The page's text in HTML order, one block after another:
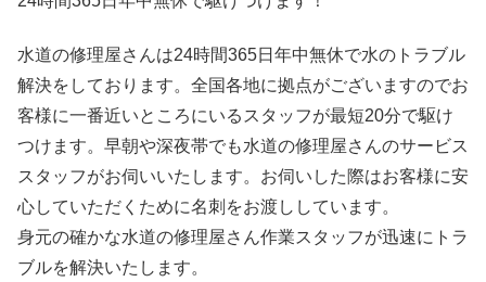
水道の修理屋さんは24時間365日年中無休で水のトラブル
解決をしております。全国各地に拠点がございますのでお
客様に一番近いところにいるスタッフが最短20分で駆け
つけます。早朝や深夜帯でも水道の修理屋さんのサービス
スタッフがお伺いいたします。お伺いした際はお客様に安
心していただくために名刺をお渡ししています。
身元の確かな水道の修理屋さん作業スタッフが迅速にトラ
ブルを解決いたします。